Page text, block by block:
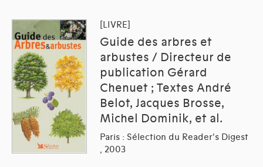
[LIVRE]
Guide des arbres et
arbustes / Directeur de
publication Gérard
Chenuet ; Textes André
Belot, Jacques Brosse,
Michel Dominik, et al.
Paris : Sélection du Reader's Digest
, 2003